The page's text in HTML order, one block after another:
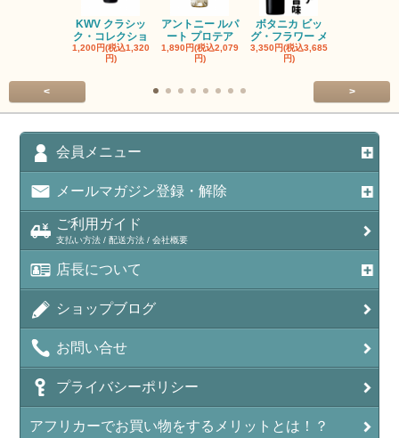
KWV クラシッ
ク・コレクショ
1,200円(税込1,320
円)
アントニー ルパ
ート プロテア
1,890円(税込2,079
円)
ボタニカ ビッ
グ・フラワー メ
3,350円(税込3,685
円)
< >
会員メニュー
メールマガジン登録・解除
ご利用ガイド
支払い方法 / 配送方法 / 会社概要
店長について
ショップブログ
お問い合せ
プライバシーポリシー
アフリカーでお買い物をするメリットとは！？